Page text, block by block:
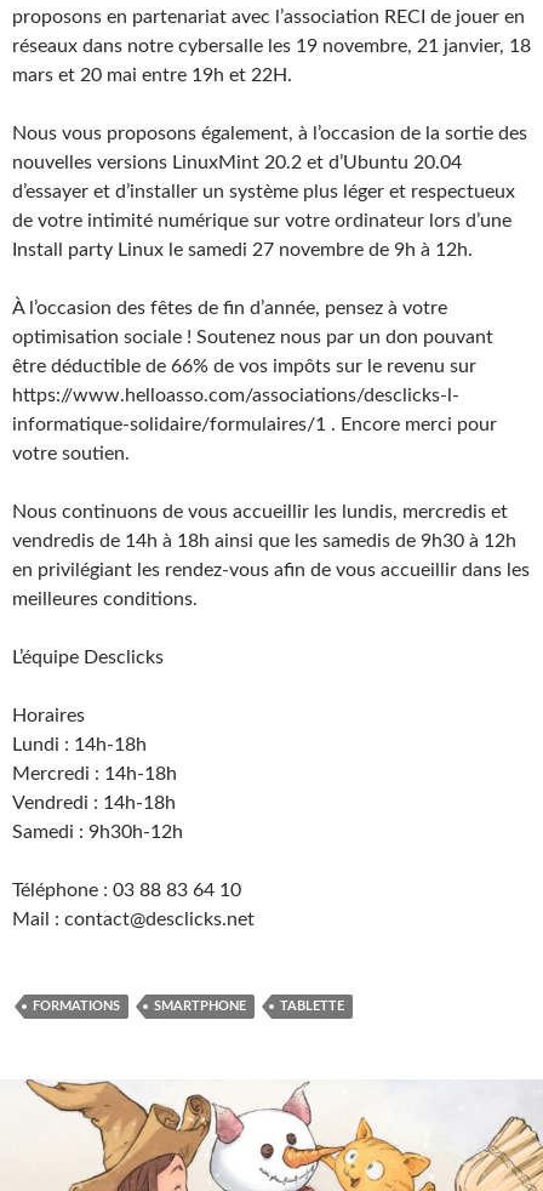
proposons en partenariat avec l’association RECI de jouer en
réseaux dans notre cybersalle les 19 novembre, 21 janvier, 18
mars et 20 mai entre 19h et 22H.
Nous vous proposons également, à l’occasion de la sortie des
nouvelles versions LinuxMint 20.2 et d’Ubuntu 20.04
d’essayer et d’installer un système plus léger et respectueux
de votre intimité numérique sur votre ordinateur lors d’une
Install party Linux le samedi 27 novembre de 9h à 12h.
À l’occasion des fêtes de fin d’année, pensez à votre
optimisation sociale ! Soutenez nous par un don pouvant
être déductible de 66% de vos impôts sur le revenu sur
https://www.helloasso.com/associations/desclicks-l-
informatique-solidaire/formulaires/1 . Encore merci pour
votre soutien.
Nous continuons de vous accueillir les lundis, mercredis et
vendredis de 14h à 18h ainsi que les samedis de 9h30 à 12h
en privilégiant les rendez-vous afin de vous accueillir dans les
meilleures conditions.
L’équipe Desclicks
Horaires
Lundi : 14h-18h
Mercredi : 14h-18h
Vendredi : 14h-18h
Samedi : 9h30h-12h
Téléphone : 03 88 83 64 10
Mail : contact@desclicks.net
FORMATIONS SMARTPHONE TABLETTE